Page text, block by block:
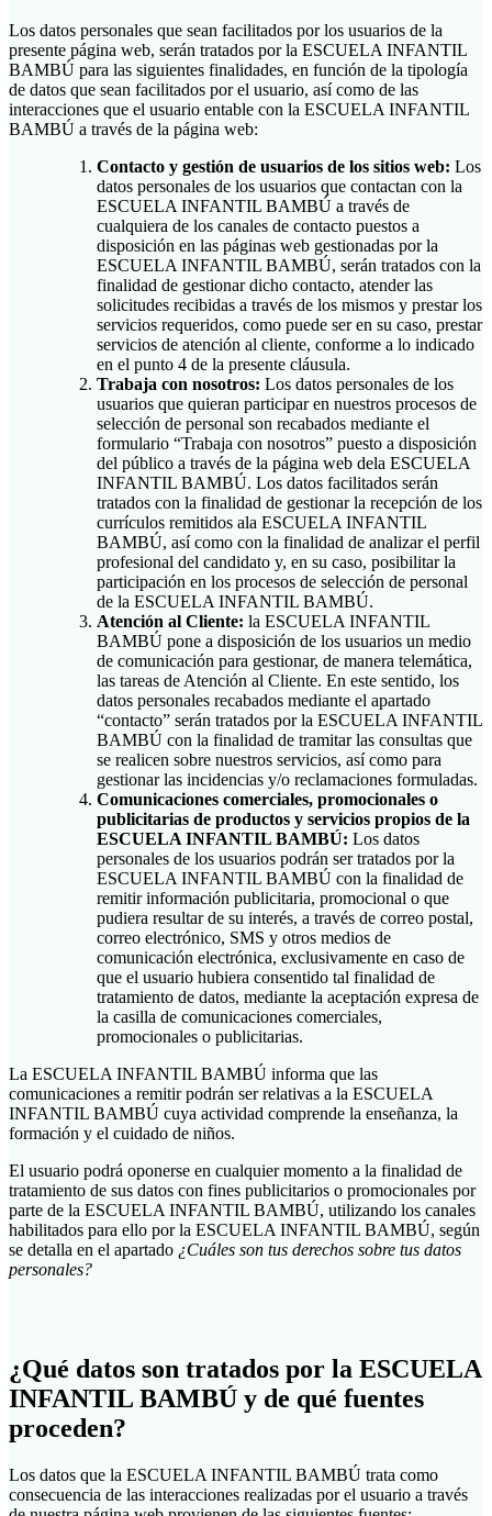
Los datos personales que sean facilitados por los usuarios de la
presente página web, serán tratados por la ESCUELA INFANTIL
BAMBÚ para las siguientes finalidades, en función de la tipología
de datos que sean facilitados por el usuario, así como de las
interacciones que el usuario entable con la ESCUELA INFANTIL
BAMBÚ a través de la página web:
Contacto y gestión de usuarios de los sitios web: Los
datos personales de los usuarios que contactan con la
ESCUELA INFANTIL BAMBÚ a través de
cualquiera de los canales de contacto puestos a
disposición en las páginas web gestionadas por la
ESCUELA INFANTIL BAMBÚ, serán tratados con la
finalidad de gestionar dicho contacto, atender las
solicitudes recibidas a través de los mismos y prestar los
servicios requeridos, como puede ser en su caso, prestar
servicios de atención al cliente, conforme a lo indicado
en el punto 4 de la presente cláusula.
Trabaja con nosotros: Los datos personales de los
usuarios que quieran participar en nuestros procesos de
selección de personal son recabados mediante el
formulario “Trabaja con nosotros” puesto a disposición
del público a través de la página web dela ESCUELA
INFANTIL BAMBÚ. Los datos facilitados serán
tratados con la finalidad de gestionar la recepción de los
currículos remitidos ala ESCUELA INFANTIL
BAMBÚ, así como con la finalidad de analizar el perfil
profesional del candidato y, en su caso, posibilitar la
participación en los procesos de selección de personal
de la ESCUELA INFANTIL BAMBÚ.
Atención al Cliente: la ESCUELA INFANTIL
BAMBÚ pone a disposición de los usuarios un medio
de comunicación para gestionar, de manera telemática,
las tareas de Atención al Cliente. En este sentido, los
datos personales recabados mediante el apartado
“contacto” serán tratados por la ESCUELA INFANTIL
BAMBÚ con la finalidad de tramitar las consultas que
se realicen sobre nuestros servicios, así como para
gestionar las incidencias y/o reclamaciones formuladas.
Comunicaciones comerciales, promocionales o
publicitarias de productos y servicios propios de la
ESCUELA INFANTIL BAMBÚ: Los datos
personales de los usuarios podrán ser tratados por la
ESCUELA INFANTIL BAMBÚ con la finalidad de
remitir información publicitaria, promocional o que
pudiera resultar de su interés, a través de correo postal,
correo electrónico, SMS y otros medios de
comunicación electrónica, exclusivamente en caso de
que el usuario hubiera consentido tal finalidad de
tratamiento de datos, mediante la aceptación expresa de
la casilla de comunicaciones comerciales,
promocionales o publicitarias.
La ESCUELA INFANTIL BAMBÚ informa que las
comunicaciones a remitir podrán ser relativas a la ESCUELA
INFANTIL BAMBÚ cuya actividad comprende la enseñanza, la
formación y el cuidado de niños.
El usuario podrá oponerse en cualquier momento a la finalidad de
tratamiento de sus datos con fines publicitarios o promocionales por
parte de la ESCUELA INFANTIL BAMBÚ, utilizando los canales
habilitados para ello por la ESCUELA INFANTIL BAMBÚ, según
se detalla en el apartado ¿Cuáles son tus derechos sobre tus datos
personales?
¿Qué datos son tratados por la ESCUELA
INFANTIL BAMBÚ y de qué fuentes
proceden?
Los datos que la ESCUELA INFANTIL BAMBÚ trata como
consecuencia de las interacciones realizadas por el usuario a través